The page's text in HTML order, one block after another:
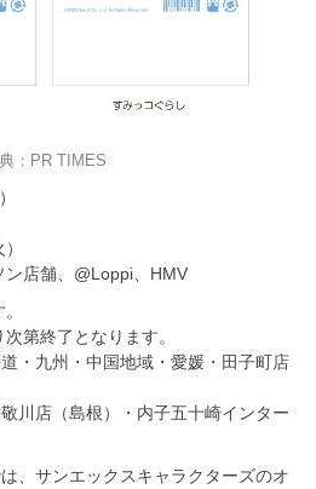
：PR TIMES
店舗、@Loppi、HMV
第終了となります。
・九州・中国地域・愛媛・田子町店
川店（島根）・内子五十崎インター
、サンエックスキャラクターズのオ